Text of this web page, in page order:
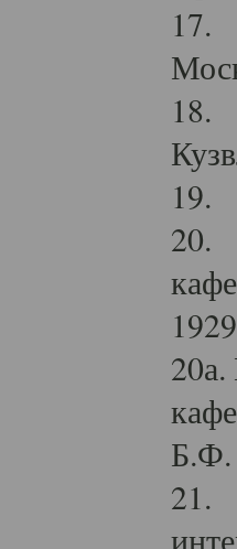
17.
18.
19.
20.
Б.Ф.
21.